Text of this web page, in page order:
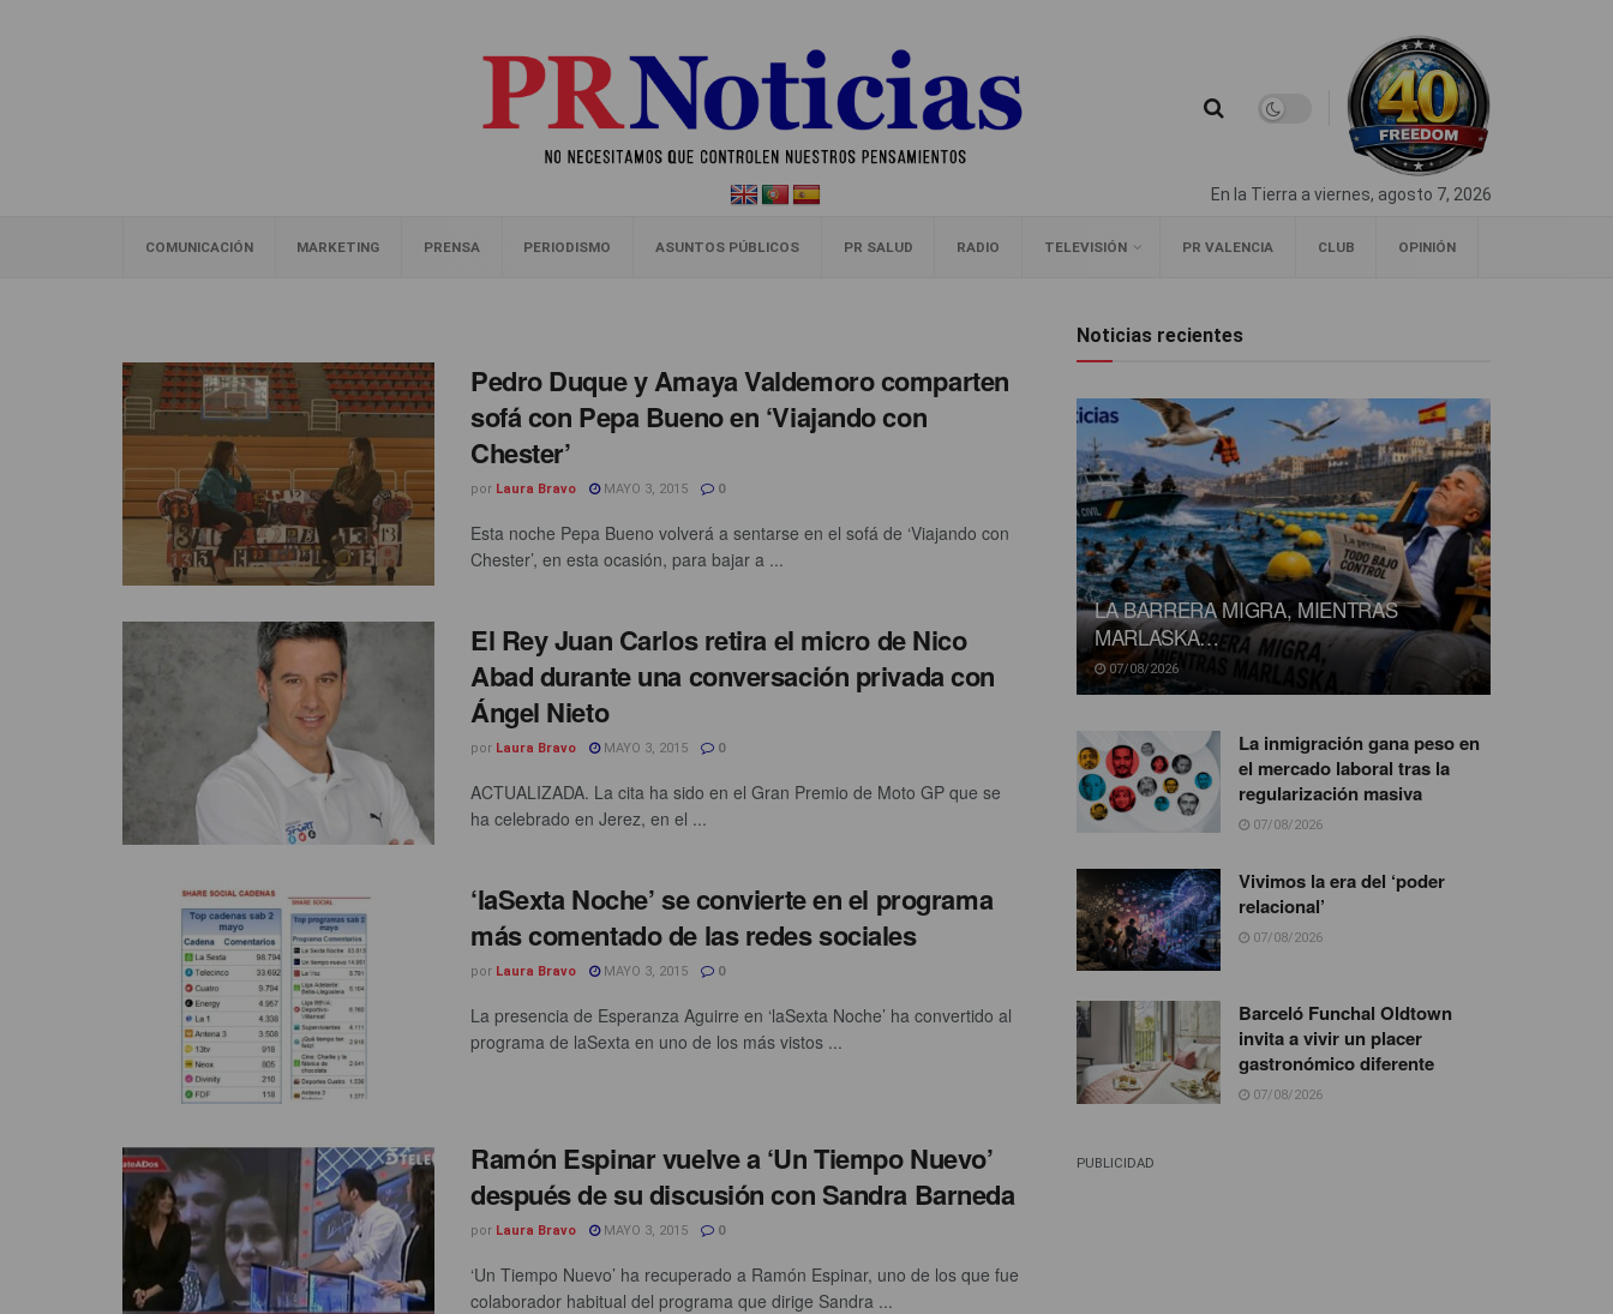
En la Tierra a viernes, agosto 7, 2026
COMUNICACIÓN MARKETING PRENSA PERIODISMO ASUNTOS PÚBLICOS PR SALUD RADIO TELEVISIÓN PR VALENCIA CLUB OPINIÓN
Pedro Duque y Amaya Valdemoro comparten
sofá con Pepa Bueno en ‘Viajando con
Chester’
por Laura Bravo MAYO 3, 2015 0
Esta noche Pepa Bueno volverá a sentarse en el sofá de ‘Viajando con
Chester’, en esta ocasión, para bajar a ...
El Rey Juan Carlos retira el micro de Nico
Abad durante una conversación privada con
Ángel Nieto
por Laura Bravo MAYO 3, 2015 0
ACTUALIZADA. La cita ha sido en el Gran Premio de Moto GP que se
ha celebrado en Jerez, en el ...
‘laSexta Noche’ se convierte en el programa
más comentado de las redes sociales
por Laura Bravo MAYO 3, 2015 0
La presencia de Esperanza Aguirre en ‘laSexta Noche’ ha convertido al
programa de laSexta en uno de los más vistos ...
Ramón Espinar vuelve a ‘Un Tiempo Nuevo’
después de su discusión con Sandra Barneda
por Laura Bravo MAYO 3, 2015 0
‘Un Tiempo Nuevo’ ha recuperado a Ramón Espinar, uno de los que fue
colaborador habitual del programa que dirige Sandra ...
Noticias recientes
LA BARRERA MIGRA, MIENTRAS
MARLASKA…
07/08/2026
La inmigración gana peso en
el mercado laboral tras la
regularización masiva
07/08/2026
Vivimos la era del ‘poder
relacional’
07/08/2026
Barceló Funchal Oldtown
invita a vivir un placer
gastronómico diferente
07/08/2026
PUBLICIDAD